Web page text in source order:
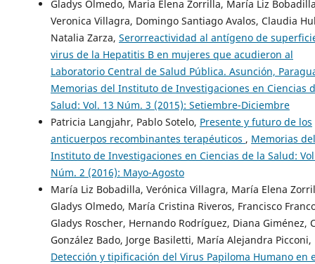
Gladys Olmedo, Maria Elena Zorrilla, María Liz
Veronica Villagra, Domingo Santiago Avalos, Claudia
Natalia Zarza, Serorreactividad al antígeno de
virus de la Hepatitis B en mujeres que acudieron al
Laboratorio Central de Salud Pública. Asunción,
Memorias del Instituto de Investigaciones en Ciencias
Salud: Vol. 13 Núm. 3 (2015): Setiembre-Diciembre
Patricia Langjahr, Pablo Sotelo, Presente y futuro de los
anticuerpos recombinantes terapéuticos , Memorias del
Instituto de Investigaciones en Ciencias de la Salud:
Núm. 2 (2016): Mayo-Agosto
María Liz Bobadilla, Verónica Villagra, María Elena
Gladys Olmedo, María Cristina Riveros, Francisco
Gladys Roscher, Hernando Rodríguez, Diana Giménez,
González Bado, Jorge Basiletti, María Alejandra Picconi,
Detección y tipificación del Virus Papiloma Humano en